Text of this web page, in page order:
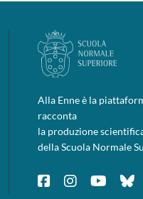
Alla Enne è la
racconta
la produzione
della Scuola Normale